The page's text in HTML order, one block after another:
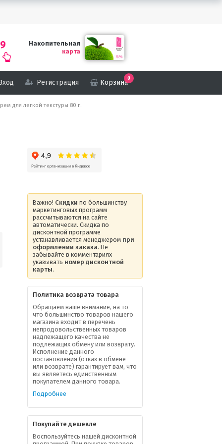
Накопительная
карта
Регистрация Корзина
0
для легкой текстуры 80 г.
Важно! Скидки по большинству
маркетинговых программ
рассчитываются на сайте
автоматически. Скидка по
дисконтной программе
устанавливается менеджером при
оформлении заказа. Не
забывайте в комментариях
указывать номер дисконтной
карты.
Политика возврата товара
Обращаем ваше внимание, на то
что большинство товаров нашего
магазина входит в перечень
непродовольственных товаров
надлежащего качества не
подлежащих обмену или возврату.
Исполнение данного
постановления (отказ в обмене
или возврате) гарантирует вам, что
вы являетесь единственным
покупателем данного товара.
Подробнее
Покупайте дешевле
Воспользуйтесь нашей дисконтной